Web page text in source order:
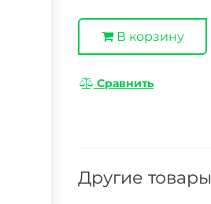
В корзину
Сравнить
Другие